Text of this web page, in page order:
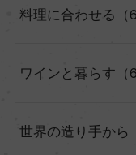
料理に合わせる（
ワインと暮らす（
世界の造り手から